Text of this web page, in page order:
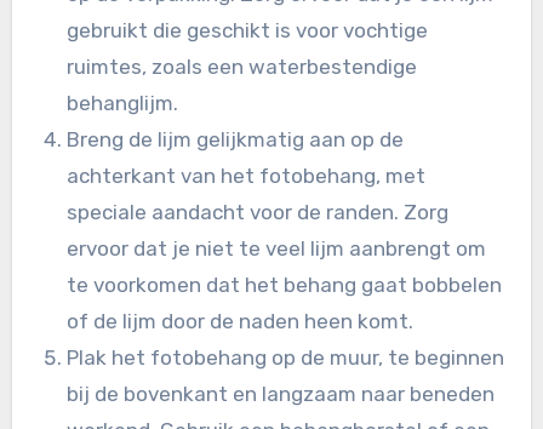
gebruikt die geschikt is voor vochtige
ruimtes, zoals een waterbestendige
behanglijm.
Breng de lijm gelijkmatig aan op de
achterkant van het fotobehang, met
speciale aandacht voor de randen. Zorg
ervoor dat je niet te veel lijm aanbrengt om
te voorkomen dat het behang gaat bobbelen
of de lijm door de naden heen komt.
Plak het fotobehang op de muur, te beginnen
bij de bovenkant en langzaam naar beneden